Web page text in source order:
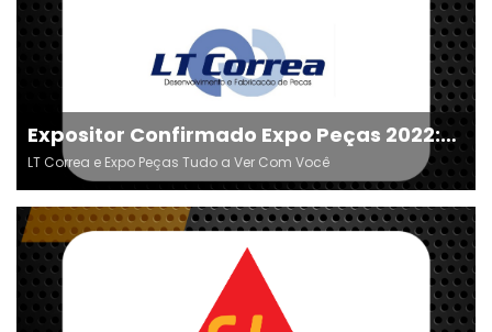
Expositor Confirmado Expo Peças 2022:
LT Correa
LT Correa e Expo Peças Tudo a Ver Com Você